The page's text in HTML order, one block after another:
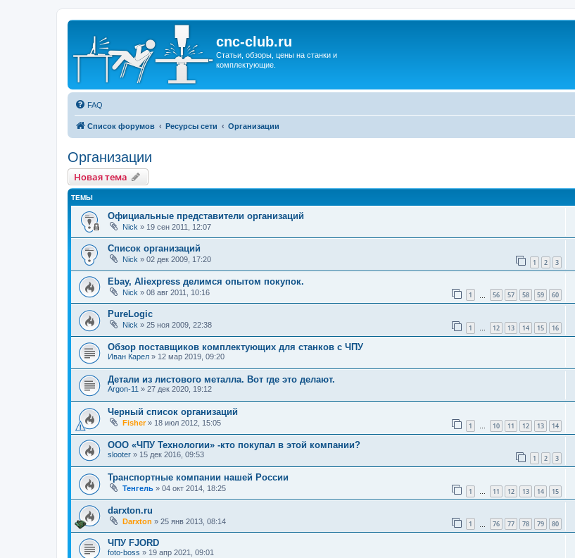
cnc-club.ru
Статьи, обзоры, цены на станки и
комплектующие.
FAQ
Список форумов Ресурсы сети Организации
Организации
Новая тема
ТЕМЫ
Официальные представители организаций
Nick » 19 сен 2011, 12:07
Список организаций
Nick » 02 дек 2009, 17:20 1 2 3
Ebay, Aliexpress делимся опытом покупок.
Nick » 08 авг 2011, 10:16 1 56 57 58 59 60
PureLogic
Nick » 25 ноя 2009, 22:38 1 … 12 13 14 15 16
Обзор поставщиков комплектующих для станков с ЧПУ
Иван Карел » 12 мар 2019, 09:20
Детали из листового металла. Вот где это делают.
Argon-11 » 27 дек 2020, 19:12
Черный список организаций
Fisher» 18 июл 2012, 15:05 1 … 10 11 12 13 14
ООО «ЧПУ Технологии» -кто покупал в этой компании?
slooter » 15 дек 2016, 09:53 1 2 3
Транспортные компании нашей России
Тенгель » 04 окт 2014, 18:25 1 … 11 12 13 14 15
darxton.ru
Darxton » 25 янв 2013, 08:14 1 76 77 78 79 80
ЧПУ FJORD
foto-boss » 19 апр 2021, 09:01